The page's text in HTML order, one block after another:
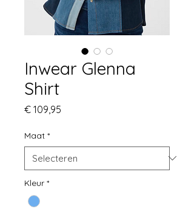
Inwear Glenna
Shirt
€ 109,95
Maat *
Kleur *